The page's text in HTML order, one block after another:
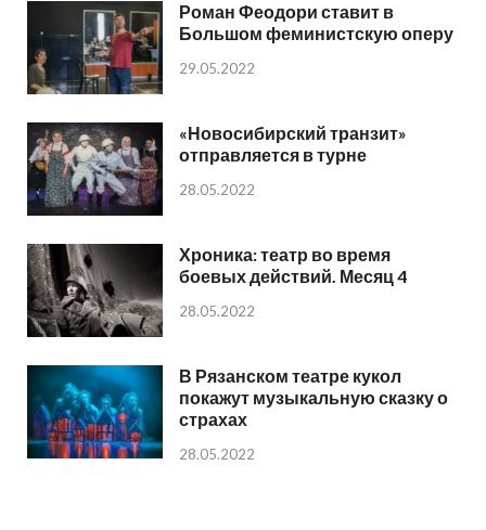
Роман Феодори ставит в
Большом феминистскую оперу
29.05.2022
«Новосибирский транзит»
отправляется в турне
28.05.2022
Хроника: театр во время
боевых действий. Месяц 4
28.05.2022
В Рязанском театре кукол
покажут музыкальную сказку о
страхах
28.05.2022